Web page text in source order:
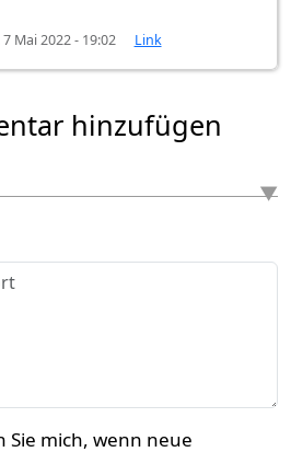
7 Mai 2022 - 19:02 Link
hinzufügen
Sie mich, wenn neue